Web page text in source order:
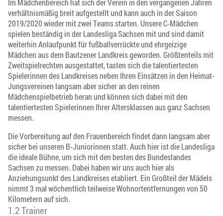
verhältnismäßig breit aufgestellt und kann auch in der Saison
2019/2020 wieder mit zwei Teams starten. Unsere C-Mädchen
spielen beständig in der Landesliga Sachsen mit und sind damit
weiterhin Anlaufpunkt für fußballverrückte und ehrgeizige
Mädchen aus dem Bautzener Landkreis geworden. Größtenteils mit
Zweitspielrechten ausgestattet, tasten sich die talentiertesten
Spielerinnen des Landkreises neben Ihren Einsätzen in den Heimat-
Jungsvereinen langsam aber sicher an den reinen
Mädchenspielbetrieb heran und können sich dabei mit den
talentiertesten Spielerinnen Ihrer Altersklassen aus ganz Sachsen
messen.
Die Vorbereitung auf den Frauenbereich findet dann langsam aber
sicher bei unseren B-Juniorinnen statt. Auch hier ist die Landesliga
die ideale Bühne, um sich mit den besten des Bundeslandes
Sachsen zu messen. Dabei haben wir uns auch hier als
Anziehungsunkt des Landkreises etabliert. Ein Großteil der Mädels
nimmt 3 mal wöchentlich teilweise Wohnortentfernungen von 50
Kilometern auf sich.
1.2 Trainer